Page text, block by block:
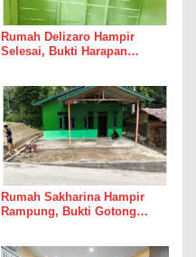
Rumah Delizaro Hampir
Selesai, Bukti Harapan
Rumah Sakharina Hampir
Rampung, Bukti Gotong